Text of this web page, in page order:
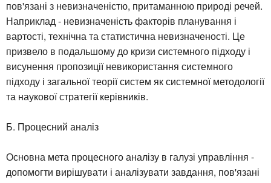
пов'язані з невизначеністю, притаманною природі речей.
Наприклад - невизначеність факторів планування і
вартості, технічна та статистична невизначеності. Це
призвело в подальшому до кризи системного підходу і
висунення пропозиції невикористання системного
підходу і загальної теорії систем як системної методології
та наукової стратегії керівників.
Б. Процесний аналіз
Основна мета процесного аналізу в галузі управління -
допомогти вирішувати і аналізувати завдання, пов'язані